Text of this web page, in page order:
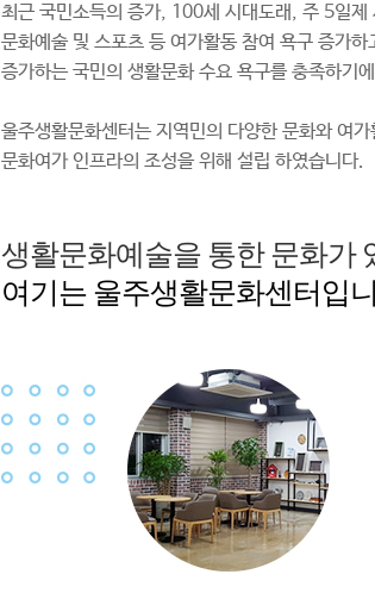
최근 국민소득의 증가, 100세 시대도래, 주 5일제
문화예술 및 스포츠 등 여가활동 참여 욕구 증가
증가하는 국민의 생활문화 수요 욕구를 충족하기
울주생활문화센터는 지역민의 다양한 문화와 여
문화여가 인프라의 조성을 위해 설립 하였습니다.
생활문화예술을 통한 문화가
여기는 울주생활문화센터입